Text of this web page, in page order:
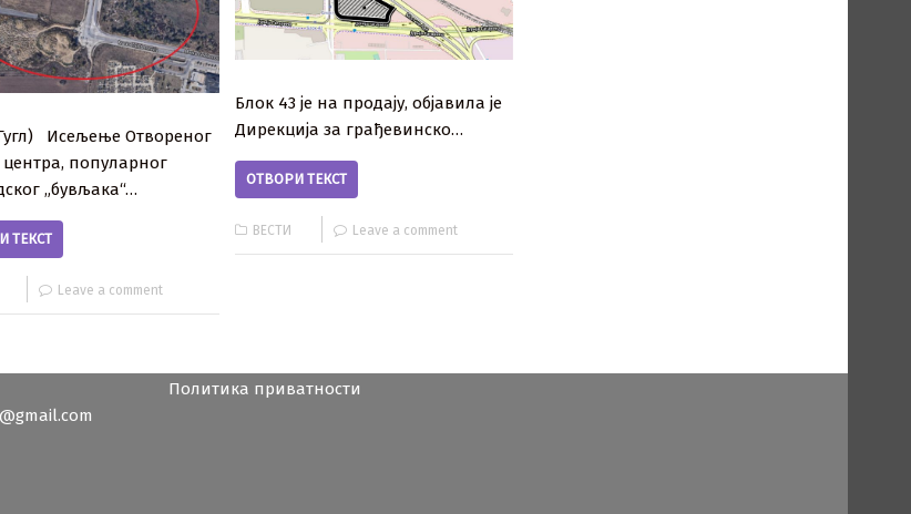
Исељење Отвореног
популарног
„бувљака“…
ТЕКСТ
Leave a comment
Блок 43 је на продају, објавила је
Дирекција за грађевинско…
ОТВОРИ ТЕКСТ
ВЕСТИ Leave a comment
Политика приватности